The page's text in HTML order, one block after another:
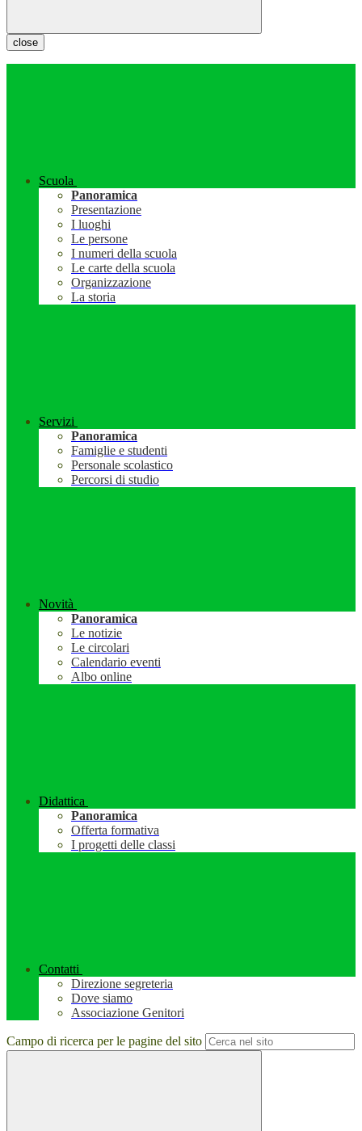
close
Scuola
Panoramica
Presentazione
I luoghi
Le persone
I numeri della scuola
Le carte della scuola
Organizzazione
La storia
Servizi
Panoramica
Famiglie e studenti
Personale scolastico
Percorsi di studio
Novità
Panoramica
Le notizie
Le circolari
Calendario eventi
Albo online
Didattica
Panoramica
Offerta formativa
I progetti delle classi
Contatti
Direzione segreteria
Dove siamo
Associazione Genitori
Campo di ricerca per le pagine del sito